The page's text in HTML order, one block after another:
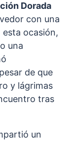
Dorada
con una
esta ocasión,
una
de que
y lágrimas
tras
un